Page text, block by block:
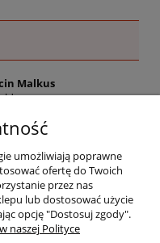
Malkus
umożliwiają poprawne
ofertę do Twoich
przez nas
lub dostosować użycie
opcję "Dostosuj zgody".
naszej Polityce